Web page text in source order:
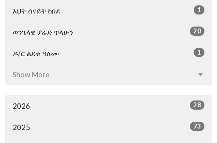
እህት ሰናይት ከበደ 1
ወንጌላዌ ያሬድ ጥላሁን 20
ዶ/ር ልደቱ ዓለሙ 1
Show More
2026 28
2025 73